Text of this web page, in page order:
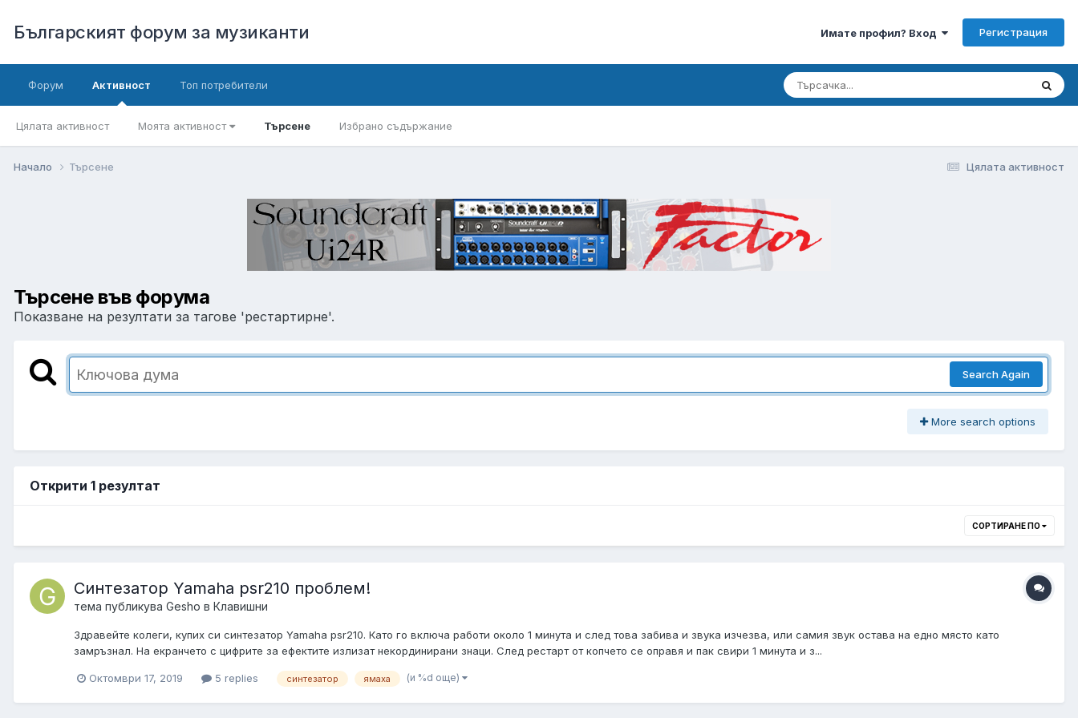
Българският форум за музиканти Имате профил? Вход Регистрация
Форум Активност
Цялата активност Моята активност Търсене Избрано съдържание
Топ потребители
Цялата активност
Начало Търсене
Търсене във форума
Показване на резултати за тагове 'рестартирне'.
Search Again
More search options
Открити 1 резултат
СОРТИРАНЕ ПО
Синтезатор Yamaha psr210 проблем!
тема публикува Gesho в Клавишни
Здравейте колеги, купих си синтезатор Yamaha psr210. Като го включа работи около 1 минута и след това забива и звука изчезва, или самия звук остава на едно място като
замръзнал. На екранчето с цифрите за ефектите излизат некординирани знаци. След рестарт от копчето се оправя и пак свири 1 минута и з...
Октомври 17, 2019 5 replies синтезатор ямаха (и %d още)